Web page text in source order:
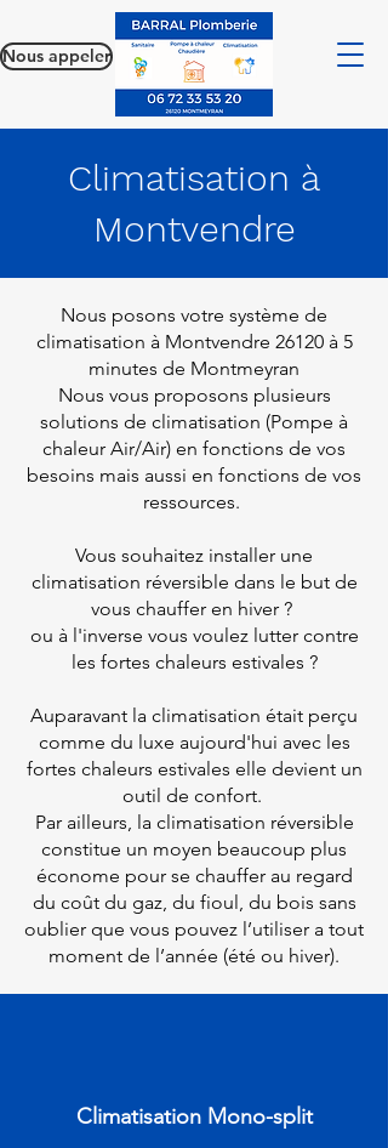
Nous appeler
Climatisation à
Montvendre
Nous posons votre système de
climatisation à Montvendre 26120 à 5
minutes de Montmeyran
Nous vous proposons plusieurs
solutions de climatisation (Pompe à
chaleur Air/Air) en fonctions de vos
besoins mais aussi en fonctions de vos
ressources.
Vous souhaitez installer une
climatisation réversible dans le but de
vous chauffer en hiver ?
ou à l'inverse vous voulez lutter contre
les fortes chaleurs estivales ?
Auparavant la climatisation était perçu
comme du luxe aujourd'hui avec les
fortes chaleurs estivales elle devient un
outil de confort.
Par ailleurs, la climatisation réversible
constitue un moyen beaucoup plus
économe pour se chauffer au regard
du coût du gaz, du fioul, du bois sans
oublier que vous pouvez l’utiliser a tout
moment de l’année (été ou hiver).
Climatisation Mono-split